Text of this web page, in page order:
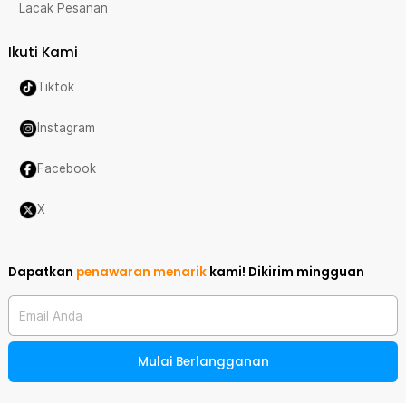
Lacak Pesanan
Ikuti Kami
Tiktok
Instagram
Facebook
X
Dapatkan penawaran menarik kami! Dikirim mingguan
Email Anda
Mulai Berlangganan